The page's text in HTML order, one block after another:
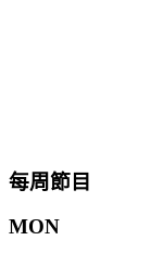
每周節目
MON